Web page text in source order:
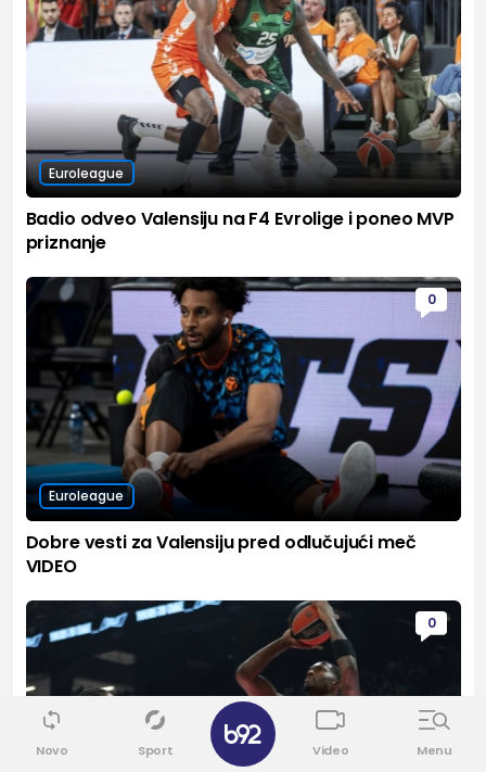
Euroleague
Badio odveo Valensiju na F4 Evrolige i poneo MVP
priznanje
0
Euroleague
Dobre vesti za Valensiju pred odlučujući meč
VIDEO
0
Novo Sport Video Menu
✕